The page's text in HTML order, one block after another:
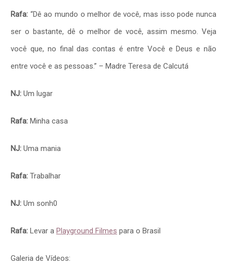
Rafa: “Dê ao mundo o melhor de você, mas isso pode nunca
ser o bastante, dê o melhor de você, assim mesmo. Veja
você que, no final das contas é entre Você e Deus e não
entre você e as pessoas.” – Madre Teresa de Calcutá
NJ: Um lugar
Rafa: Minha casa
NJ: Uma mania
Rafa: Trabalhar
NJ: Um sonh0
Rafa: Levar a Playground Filmes para o Brasil
Galeria de Vídeos: